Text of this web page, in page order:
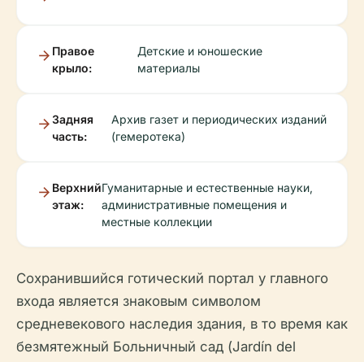
Правое
крыло:
Детские и юношеские
материалы
Задняя
часть:
Архив газет и периодических изданий
(гемеротека)
Верхний
этаж:
Гуманитарные и естественные науки,
административные помещения и
местные коллекции
Сохранившийся готический портал у главного
входа является знаковым символом
средневекового наследия здания, в то время как
безмятежный Больничный сад (Jardín del